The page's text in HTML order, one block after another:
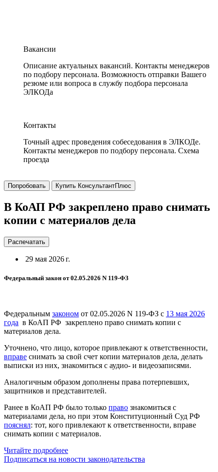
Вакансии
Описание актуальных вакансий. Контакты менеджеров
по подбору персонала. Возможность отправки Вашего
резюме или вопроса в службу подбора персонала
ЭЛКОДа
Контакты
Точный адрес проведения собеседования в ЭЛКОДе.
Контакты менеджеров по подбору персонала. Схема
проезда
Попробовать Купить КонсультантПлюс
В КоАП РФ закреплено право снимать
копии с материалов дела
Распечатать
29 мая 2026 г.
Федеральный закон от 02.05.2026 N 119-ФЗ
Федеральным законом от 02.05.2026 N 119-ФЗ с 13 мая 2026
года в КоАП РФ закреплено право снимать копии с
материалов дела.
Уточнено, что лицо, которое привлекают к ответственности,
вправе снимать за свой счет копии материалов дела, делать
выписки из них, знакомиться с аудио- и видеозаписями.
Аналогичным образом дополнены права потерпевших,
защитников и представителей.
Ранее в КоАП РФ было только право знакомиться с
материалами дела, но при этом Конституционный Суд РФ
пояснял: тот, кого привлекают к ответственности, вправе
снимать копии с материалов.
Читайте подробнее
Подписаться на новости законодательства